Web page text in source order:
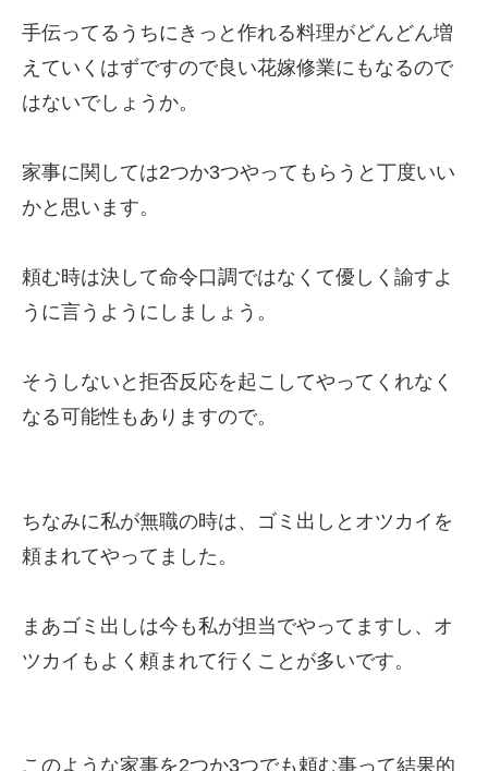
手伝ってるうちにきっと作れる料理がどんどん増
えていくはずですので良い花嫁修業にもなるので
はないでしょうか。
家事に関しては2つか3つやってもらうと丁度いい
かと思います。
頼む時は決して命令口調ではなくて優しく諭すよ
うに言うようにしましょう。
そうしないと拒否反応を起こしてやってくれなく
なる可能性もありますので。
ちなみに私が無職の時は、ゴミ出しとオツカイを
頼まれてやってました。
まあゴミ出しは今も私が担当でやってますし、オ
ツカイもよく頼まれて行くことが多いです。
このような家事を2つか3つでも頼む事って結果的